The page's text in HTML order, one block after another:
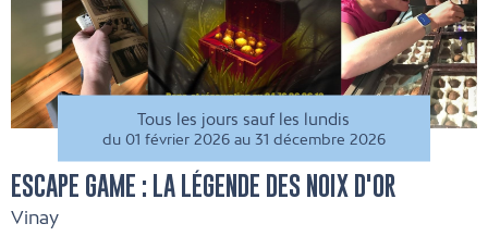
Tous les jours sauf les lundis
du 01 février 2026 au 31 décembre 2026
ESCAPE GAME : LA LÉGENDE DES NOIX D'OR
Vinay